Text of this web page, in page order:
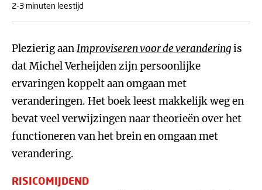
2-3 minuten leestijd
Plezierig aanImproviseren voor de veranderingis
dat Michel Verheijden zijn persoonlijke
ervaringen koppelt aan omgaan met
veranderingen. Het boek leest makkelijk weg en
bevat veel verwijzingen naar theorieën over het
functioneren van het brein en omgaan met
verandering.
RISICOMIJDEND